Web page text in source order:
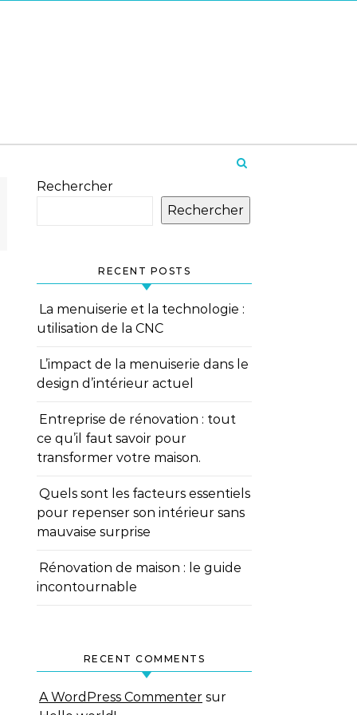
Rechercher
Rechercher
RECENT POSTS
La menuiserie et la technologie :
utilisation de la CNC
L’impact de la menuiserie dans le
design d’intérieur actuel
Entreprise de rénovation : tout
ce qu’il faut savoir pour
transformer votre maison.
Quels sont les facteurs essentiels
pour repenser son intérieur sans
mauvaise surprise
Rénovation de maison : le guide
incontournable
RECENT COMMENTS
A WordPress Commenter sur